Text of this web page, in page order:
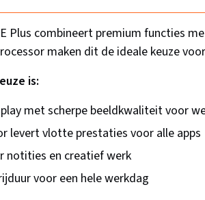
Plus combineert premium functies
maken dit de ideale keuze
is:
met scherpe beeldkwaliteit voor
levert vlotte prestaties voor alle apps
notities en creatief werk
voor een hele werkdag